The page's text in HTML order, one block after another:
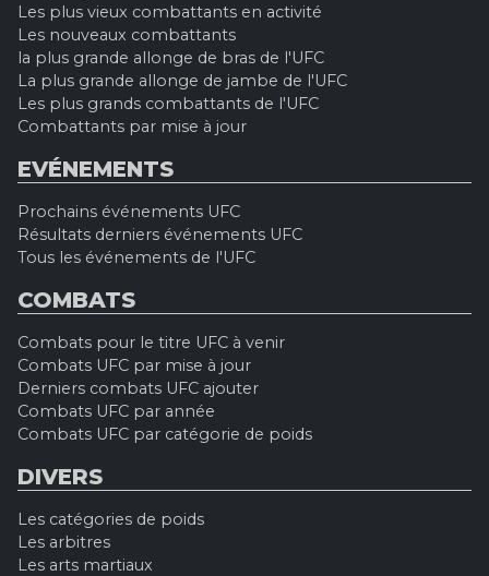
Les plus vieux combattants en activité
Les nouveaux combattants
la plus grande allonge de bras de l'UFC
La plus grande allonge de jambe de l'UFC
Les plus grands combattants de l'UFC
Combattants par mise à jour
EVÉNEMENTS
Prochains événements UFC
Résultats derniers événements UFC
Tous les événements de l'UFC
COMBATS
Combats pour le titre UFC à venir
Combats UFC par mise à jour
Derniers combats UFC ajouter
Combats UFC par année
Combats UFC par catégorie de poids
DIVERS
Les catégories de poids
Les arbitres
Les arts martiaux